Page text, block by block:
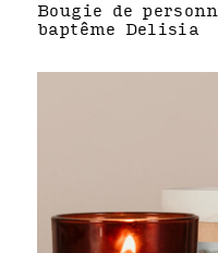
Bougie de
baptême Delisia